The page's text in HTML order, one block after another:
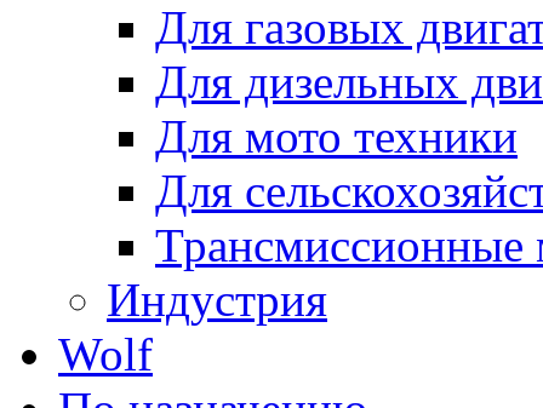
Для газовых
Для дизельных
Для мото техники
Для
Трансмиссионные
Индустрия
Wolf